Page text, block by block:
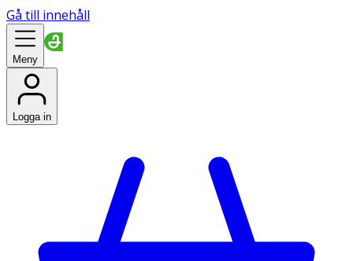
Gå till innehåll
Meny
Logga in